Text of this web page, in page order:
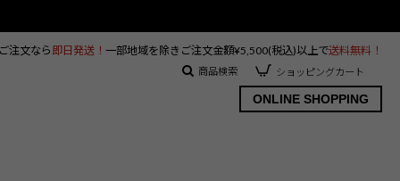
ONLINE SHOPPING
注文なら 即日発送！ 一部地域を除きご注文金額¥5,500(税込)以上で送料無料！
商品検索 ショッピングカート